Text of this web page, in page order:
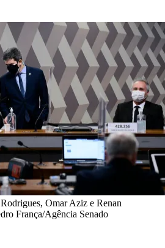
Omar Aziz e Renan
França/Agência Senado